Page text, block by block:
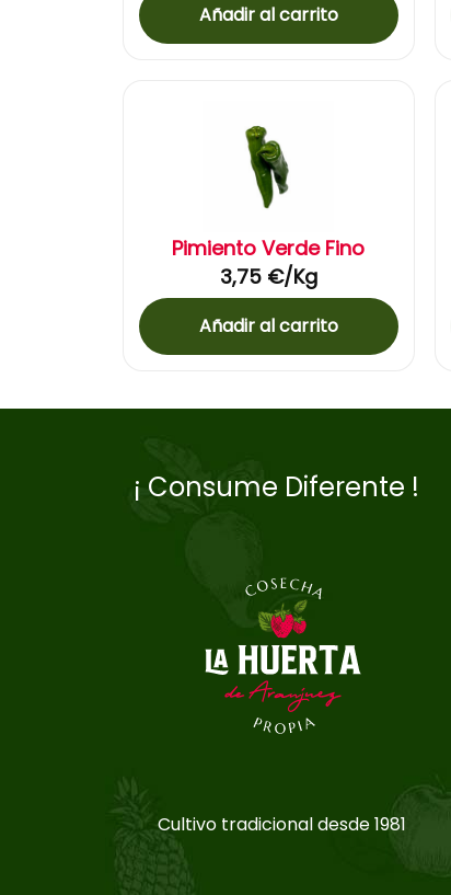
Añadir al carrito
Pimiento Verde Fino
3,75 €/Kg
Añadir al carrito
¡ Consume Diferente !
Cultivo tradicional desde 1981